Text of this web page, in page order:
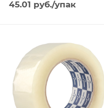
45.01 руб./упак